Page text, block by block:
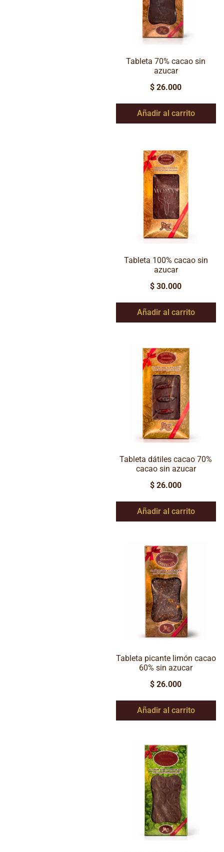
Tableta 70% cacao sin
azucar
$ 26.000
Añadir al carrito
Tableta 100% cacao sin
azucar
$ 30.000
Añadir al carrito
Tableta dátiles cacao 70%
cacao sin azucar
$ 26.000
Añadir al carrito
Tableta picante limón cacao
60% sin azucar
$ 26.000
Añadir al carrito